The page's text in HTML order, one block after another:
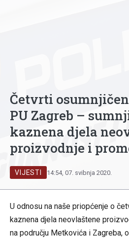
Četvrti
PU Zagreb –
kaznena djela
proizvodnje i
VIJESTI 14:54, 07. svibnja 2020.
U odnosu na naše priopćenje o
kaznena djela neovlaštene
na području Metkovića i Zagreba,